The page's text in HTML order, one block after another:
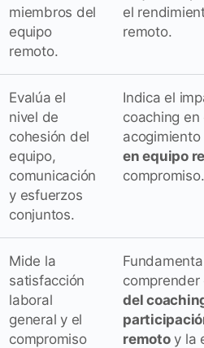
miembros del
equipo
remoto.
el
remoto.
Evalúa el
nivel de
cohesión del
equipo,
comunicación
y esfuerzos
conjuntos.
Indica el
coaching en
acogimiento
en equipo
compromiso.
Mide la
satisfacción
laboral
general y el
compromiso
del
remotoy la